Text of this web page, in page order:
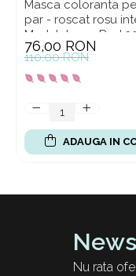
Masca coloranta
par - roscat rosu
Mask Intense Red
110,00 RON
76,00 RON
ADAUGA IN
Nu rata